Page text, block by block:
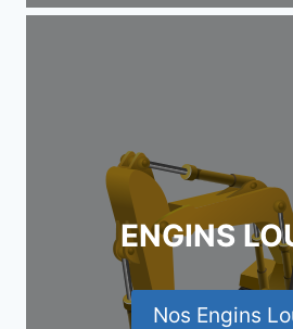
ENGINS
Nos Engins